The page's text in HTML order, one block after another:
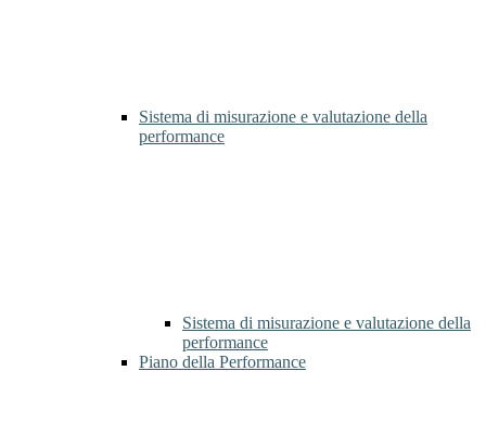
Sistema di misurazione e valutazione della
performance
Sistema di misurazione e valutazione della
performance
Piano della Performance